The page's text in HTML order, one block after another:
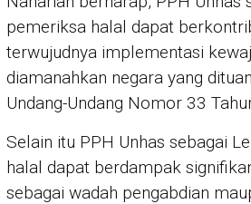
pemeriksa halal dapat
terwujudnya implementasi
diamanahkan negara yang
Undang-Undang Nomor 33
Selain itu PPH Unhas sebagai
halal dapat berdampak
sebagai wadah pengabdian